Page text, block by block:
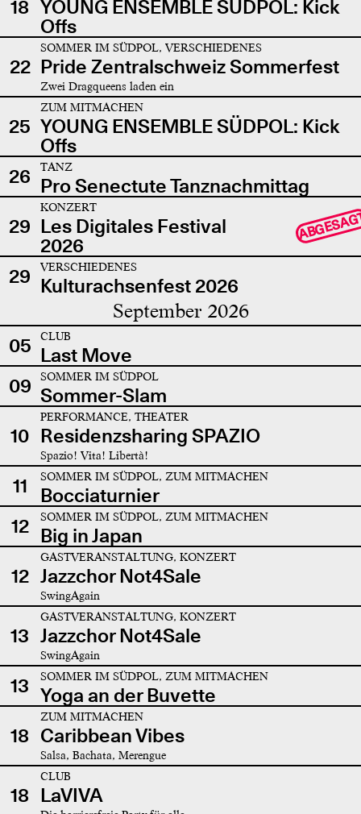
18 YOUNG ENSEMBLE SÜDPOL: Kick
Offs
22
SOMMER IM SÜDPOL, VERSCHIEDENES
Pride Zentralschweiz Sommerfest
Zwei Dragqueens laden ein
25
ZUM MITMACHEN
YOUNG ENSEMBLE SÜDPOL: Kick
Offs
26
TANZ
Pro Senectute Tanznachmittag
29
KONZERT
Les Digitales Festival
2026
29 VERSCHIEDENES
Kulturachsenfest 2026
September 2026
05 CLUB
Last Move
09
SOMMER IM SÜDPOL
Sommer-Slam
10
PERFORMANCE, THEATER
Residenzsharing SPAZIO
Spazio! Vita! Libertà!
11 SOMMER IM SÜDPOL, ZUM MITMACHEN
Bocciaturnier
12
SOMMER IM SÜDPOL, ZUM MITMACHEN
Big in Japan
12
GASTVERANSTALTUNG, KONZERT
Jazzchor Not4Sale
SwingAgain
13
GASTVERANSTALTUNG, KONZERT
Jazzchor Not4Sale
SwingAgain
13 SOMMER IM SÜDPOL, ZUM MITMACHEN
Yoga an der Buvette
18
ZUM MITMACHEN
Caribbean Vibes
Salsa, Bachata, Merengue
18
CLUB
LaVIVA